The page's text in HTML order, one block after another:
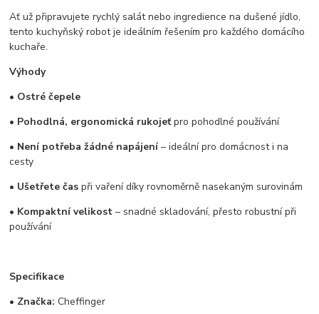
Ať už připravujete rychlý salát nebo ingredience na dušené jídlo,
tento kuchyňský robot je ideálním řešením pro každého domácího
kuchaře.
Výhody
• Ostré čepele
• Pohodlná, ergonomická rukojeťpro pohodlné používání
• Není potřeba žádné napájení– ideální pro domácnost i na
cesty
• Ušetřete čas při vaření díky rovnoměrně nasekaným surovinám
• Kompaktní velikost – snadné skladování, přesto robustní při
používání
Specifikace
• Značka: Cheffinger